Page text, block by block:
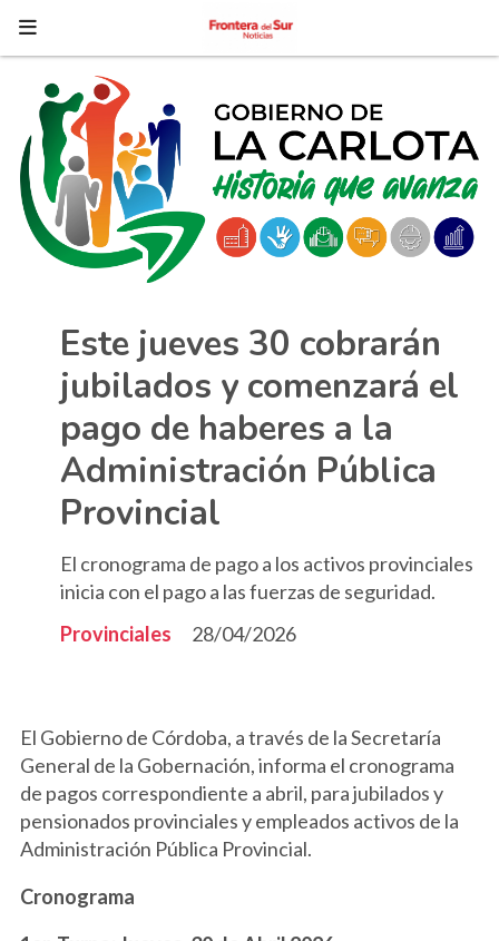
Este jueves 30 cobrarán
jubilados y comenzará el
pago de haberes a la
Administración Pública
Provincial
El cronograma de pago a los activos provinciales
inicia con el pago a las fuerzas de seguridad.
Provinciales
28/04/2026
El Gobierno de Córdoba, a través de la Secretaría
General de la Gobernación, informa el cronograma
de pagos correspondiente a abril, para jubilados y
pensionados provinciales y empleados activos de la
Administración Pública Provincial.
Cronograma